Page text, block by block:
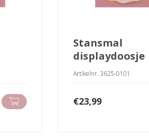
stansmal
displaydoosje
Artikelnr. 3625-0101
€23,99